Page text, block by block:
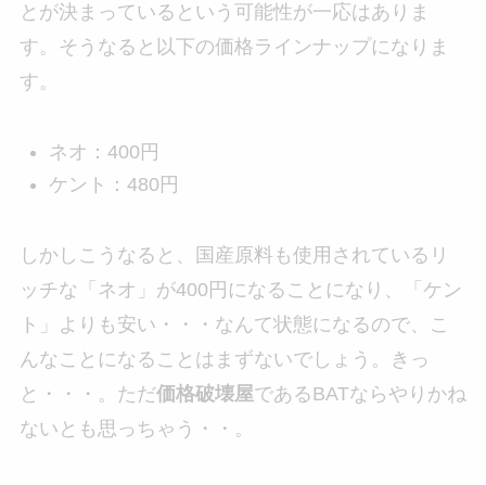
とが決まっているという可能性が一応はありま
す。そうなると以下の価格ラインナップになりま
す。
ネオ：400円
ケント：480円
しかしこうなると、国産原料も使用されているリ
ッチな「ネオ」が400円になることになり、「ケン
ト」よりも安い・・・なんて状態になるので、こ
んなことになることはまずないでしょう。きっ
と・・・。ただ価格破壊屋であるBATならやりかね
ないとも思っちゃう・・。